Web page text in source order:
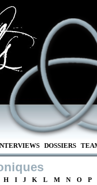
DOSSIERS
H I J K L M N O P